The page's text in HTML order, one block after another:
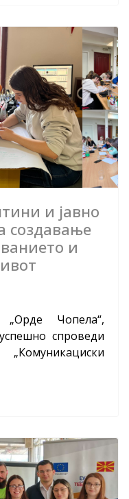
и јавно
создавање
и
Чопела“,
спроведи